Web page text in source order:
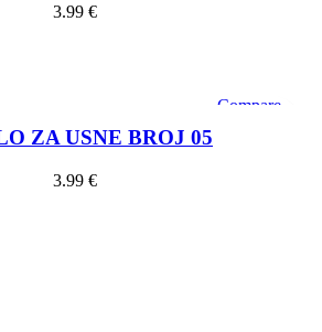
3.99 €
Compare
Add to wishlist
ZA USNE BROJ 05
3.99 €